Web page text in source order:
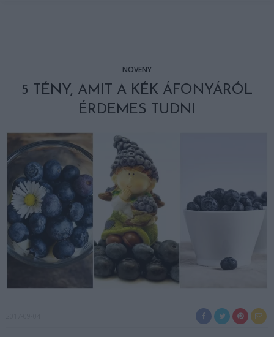
NÖVÉNY
5 TÉNY, AMIT A KÉK ÁFONYÁRÓL
ÉRDEMES TUDNI